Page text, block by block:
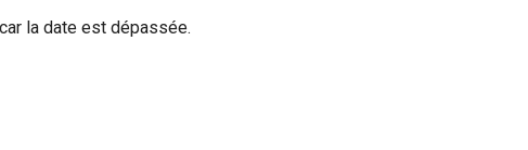
la date est dépassée.